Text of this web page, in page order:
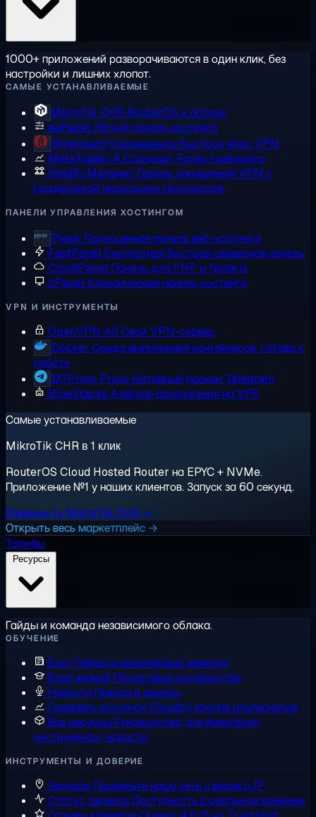
1000+ приложений разворачиваются в один клик, без
настройки и лишних хлопот.
САМЫЕ УСТАНАВЛИВАЕМЫЕ
MikroTik CHR RouterOS в облаке
aaPanelЛёгкая панель хостинга
WireGuard Современное быстрое ядро VPN
MetaTrader 4 Стандарт Forex-трейдинга
Hiddify Manager Панель управления VPN с
поддержкой нескольких протоколов
ПАНЕЛИ УПРАВЛЕНИЯ ХОСТИНГОМ
Plesk Полноценная панель веб-хостинга
FastPanelБесплатная быстрая серверная панель
CloudPanel Панель для PHP и Node.js
cPanelКлассическая панель хостинга
VPN И ИНСТРУМЕНТЫ
OpenVPN AS Свой VPN-сервер
Docker Среда выполнения контейнеров, готова к
работе
MTProto ProxyНативный прокси Telegram
BlueStacks Android-приложения на VPS
Самые устанавливаемые
MikroTik CHR в 1 клик
RouterOS Cloud Hosted Router на EPYC + NVMe.
Приложение №1 у наших клиентов. Запуск за 60 секунд.
Развернуть MikroTik CHR →
Открыть весь маркетплейс →
Тарифы
Гайды и команда независимого облака.
ОБУЧЕНИЕ
Блог Гайды и инженерные заметки
База знаний Пошаговые руководства
Новости Пресса и анонсы
Сравнить хостинги Cloudzy против альтернатив
Все ресурсыРуководства, документация,
инструменты, новости
ИНСТРУМЕНТЫ И ДОВЕРИЕ
Зеркало Проверьте нашу сеть с вашего IP
Статус сервисаДоступность в реальном времени